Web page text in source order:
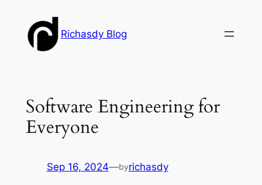
content
Richasdy Blog
Software Engineering for
Everyone
Sep 16, 2024—byrichasdy